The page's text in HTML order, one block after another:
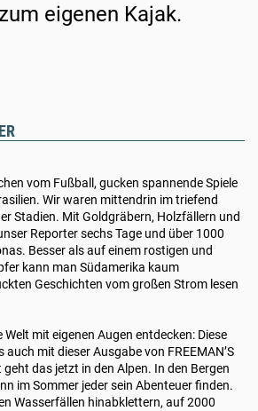
eigenen Kajak.
vom Fußball, gucken spannende Spiele
Wir waren mittendrin im triefend
Stadien. Mit Goldgräbern, Holzfällern und
Reporter sechs Tage und über 1000
Besser als auf einem rostigen und
kann man Südamerika kaum
Geschichten vom großen Strom lesen
Welt mit eigenen Augen entdecken: Diese
mit dieser Ausgabe von FREEMAN’S
geht das jetzt in den Alpen. In den Bergen
im Sommer jeder sein Abenteuer finden.
Wasserfällen hinabklettern, auf 2000